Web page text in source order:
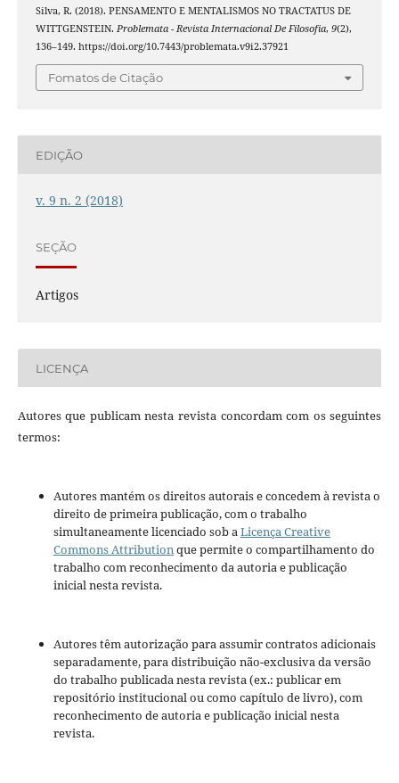
Silva, R. (2018). PENSAMENTO E MENTALISMOS NO TRACTATUS DE
WITTGENSTEIN. Problemata - Revista Internacional De Filosofia, 9(2),
136–149. https://doi.org/10.7443/problemata.v9i2.37921
Fomatos de Citação
EDIÇÃO
v. 9 n. 2 (2018)
SEÇÃO
Artigos
LICENÇA
Autores que publicam nesta revista concordam com os seguintes
termos:
Autores mantém os direitos autorais e concedem à revista o
direito de primeira publicação, com o trabalho
simultaneamente licenciado sob aLicença Creative
Commons Attributionque permite o compartilhamento do
trabalho com reconhecimento da autoria e publicação
inicial nesta revista.
Autores têm autorização para assumir contratos adicionais
separadamente, para distribuição não-exclusiva da versão
do trabalho publicada nesta revista (ex.: publicar em
repositório institucional ou como capítulo de livro), com
reconhecimento de autoria e publicação inicial nesta
revista.